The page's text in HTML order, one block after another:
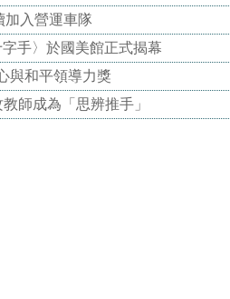
入營運車隊
手〉於國美館正式揭幕
與和平領導力獎
師成為「思辨推手」